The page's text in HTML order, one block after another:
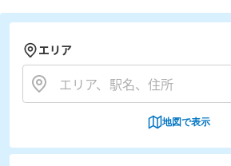
エリア
地図で表示